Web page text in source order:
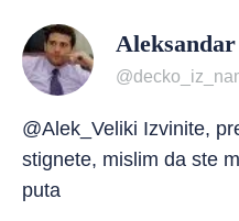
@Alek_Veliki Izvinite,
stignete, mislim da ste
puta